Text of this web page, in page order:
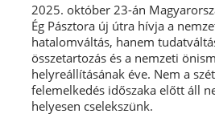
2025. október 23-án
Ég Pásztora új útra hívja a
hatalomváltás, hanem
összetartozás és a nemzeti
helyreállításának éve. Nem a
felemelkedés időszaka előtt áll
helyesen cselekszünk.